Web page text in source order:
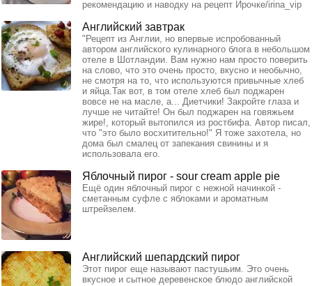
рекомендацию и наводку на рецепт Ирочке/irina_vip
Английский завтрак
"Рецепт из Англии, но впервые испробованный
автором английского кулинарного блога в небольшом
отеле в Шотландии. Вам нужно нам просто поверить
на слово, что это очень просто, вкусно и необычно,
не смотря на то, что используются привычные хлеб
и яйца.Так вот, в том отеле хлеб был поджарен
вовсе не на масле, а... Диетчики! Закройте глаза и
лучше не читайте! Он был поджарен на говяжьем
жире!, который вытопился из ростбифа. Автор писал,
что "это было восхитительно!" Я тоже захотела, но
дома был смалец от запекания свинины и я
использовала его.
Яблочный пирог - sour cream apple pie
Ещё один яблочный пирог с нежной начинкой -
сметанным суфле с яблоками и ароматным
штрейзелем.
Английский шепардский пирог
Этот пирог еще называют пастушьим. Это очень
вкусное и сытное деревенское блюдо английской